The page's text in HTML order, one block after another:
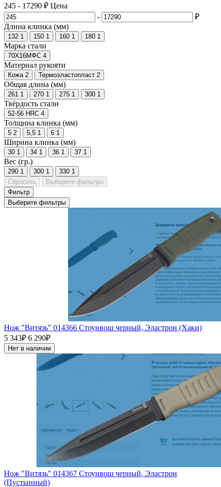
245 - 17290 ₽ Цена
-
₽
Длина клинка (мм)
132 1 150 1 160 1 180 1
Марка стали
70Х16МФС 4
Материал рукояти
Кожа 2 Термоэластопласт 2
Общая длина (мм)
261 1 270 1 275 1 300 1
Твёрдость стали
52-56 HRC 4
Толщина клинка (мм)
5 2 5,5 1 6 1
Ширина клинка (мм)
30 1 34 1 36 1 37 1
Вес (гр.)
290 1 300 1 330 1
Сбросить
Выберите фильтры
Фильтр
Выберите фильтры
Нож "Витязь" 014366 Стоунвош черный, Эластрон (Хаки)
5 343₽ 6 290₽
Нет в наличии
Нож "Витязь" 014367 Стоунвош черный, Эластрон
(Пустынный)